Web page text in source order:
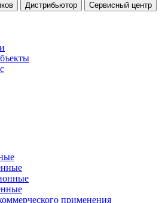
Дистрибьютор Сервисный центр
применения